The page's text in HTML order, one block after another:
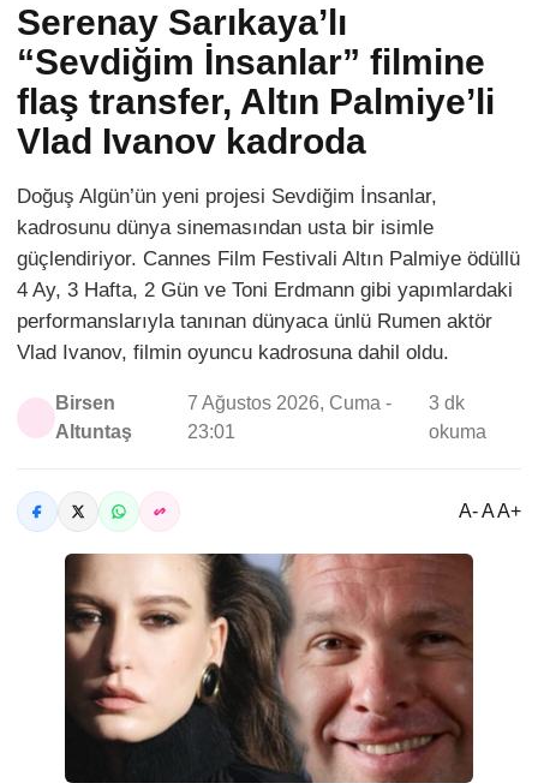
Serenay Sarıkaya’lı
“Sevdiğim İnsanlar” filmine
flaş transfer, Altın Palmiye’li
Vlad Ivanov kadroda
Doğuş Algün’ün yeni projesi Sevdiğim İnsanlar,
kadrosunu dünya sinemasından usta bir isimle
güçlendiriyor. Cannes Film Festivali Altın Palmiye ödüllü
4 Ay, 3 Hafta, 2 Gün ve Toni Erdmann gibi yapımlardaki
performanslarıyla tanınan dünyaca ünlü Rumen aktör
Vlad Ivanov, filmin oyuncu kadrosuna dahil oldu.
Birsen
Altuntaş
7 Ağustos 2026, Cuma -
23:01
3 dk
okuma
A- A A+